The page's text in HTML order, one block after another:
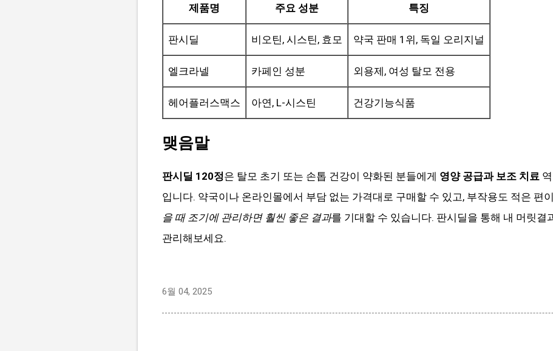
제품명 주요 성분 특징
판시딜 비오틴, 시스틴, 효모 약국 판매 1위, 독일 오리지널
엘크라넬 카페인 성분 외용제, 여성 탈모 전용
헤어플러스맥스 아연, L-시스틴 건강기능식품
맺음말
판시딜 120정은 탈모 초기 또는 손톱 건강이 약화된 분들에게 영양 공급과 보조 치료
입니다. 약국이나 온라인몰에서 부담 없는 가격대로 구매할 수 있고, 부작용도 적은 편
을 때 조기에 관리하면 훨씬 좋은 결과를 기대할 수 있습니다. 판시딜을 통해 내 머릿결
관리해보세요.
6월 04, 2025